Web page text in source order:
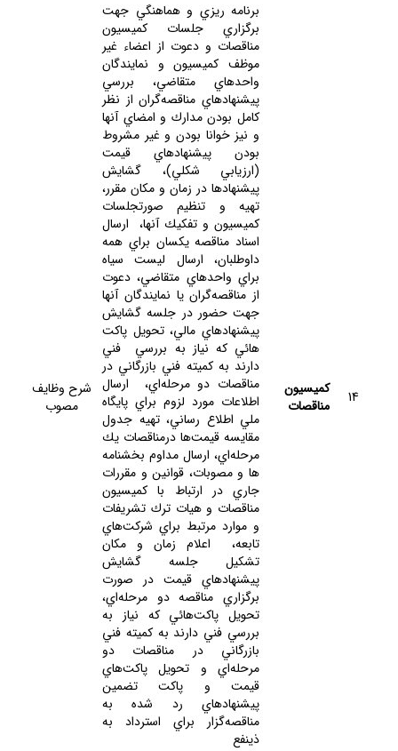
14
كميسيون
مناقصات
برنامه ريزي و هماهنگي جهت
برگزاري جلسات كميسيون
مناقصات و دعوت از اعضاء غير
موظف كميسيون و نمايندگان
واحدهاي متقاضي، بررسي
پيشنهادهاي مناقصه‌گران از نظر
كامل بودن مدارك و امضاي آنها
و نيز خوانا بودن و غير مشروط
بودن پيشنهادهاي قيمت
(ارزيابي شكلي)، گشايش
پيشنهادها در زمان و مكان مقرر،
تهيه و تنظيم صورتجلسات
كميسيون و تفكيك آنها، ارسال
اسناد مناقصه يكسان براي همه
داوطلبان، ارسال ليست سياه
براي واحدهاي متقاضي، دعوت
از مناقصه‌گران يا نمايندگان آنها
جهت حضور در جلسه گشايش
پيشنهادهاي مالي، تحويل پاكت
هائي كه نياز به بررسي فني
دارند به كميته فني بازرگاني در
مناقصات دو مرحله‌اي، ارسال
اطلاعات مورد لزوم براي پايگاه
ملي اطلاع رساني، تهيه جدول
مقايسه قيمت‌ها درمناقصات يك
مرحله‌اي، ارسال مداوم بخشنامه
ها و مصوبات، قوانين و مقررات
جاري در ارتباط با كميسيون
مناقصات و هيات ترك تشريفات
و موارد مرتبط براي شركت‌هاي
تابعه، اعلام زمان و مكان
تشكيل جلسه گشايش
پيشنهادهاي قيمت در صورت
برگزاري مناقصه دو مرحله‌اي،
تحويل پاكت‌هائي كه نياز به
بررسي فني دارند به كميته فني
بازرگاني در مناقصات دو
مرحله‌اي و تحويل پاكت‌هاي
قيمت و پاكت تضمين
پيشنهادهاي رد شده به
مناقصه‌گزار براي استرداد به
ذينفع
شرح وظايف
مصوب